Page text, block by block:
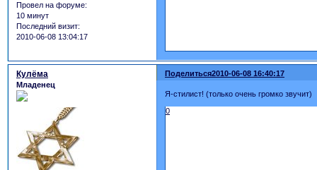
Провел на форуме:
10 минут
Последний визит:
2010-06-08 13:04:17
Поделиться2010-06-08 16:40:17
Кулёма
Младенец
Я-стилист! (только очень громко звучит)
0